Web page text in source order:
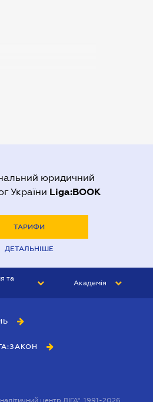
юридичний
України Liga:BOOK
ТАРИФИ
ДЕТАЛЬНІШЕ
та
Академія
центр ЛІГА", 1991-2026.